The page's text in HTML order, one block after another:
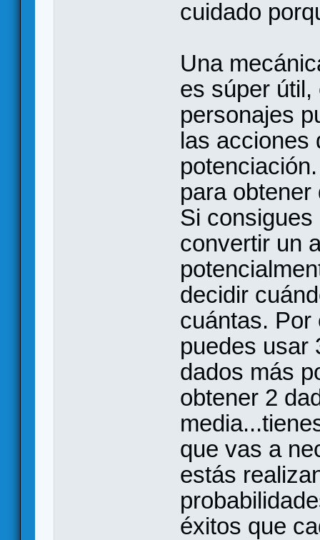
cuidado
Una
es súper útil,
personajes
las acciones
para
Si
convertir un
decidir
cuántas. Por
puedes usar
dados más
obtener 2
que vas a
estás
éxitos que